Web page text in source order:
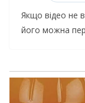
Якщо відео не
його можна